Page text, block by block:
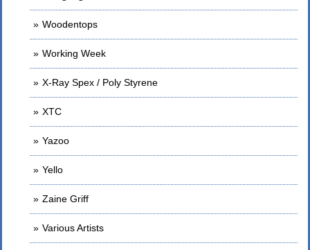
Woodentops
Working Week
X-Ray Spex / Poly Styrene
XTC
Yazoo
Yello
Zaine Griff
Various Artists